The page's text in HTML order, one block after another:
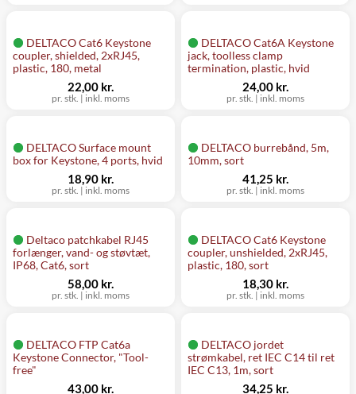
DELTACO Cat6 Keystone
coupler, shielded, 2xRJ45,
plastic, 180, metal
pr. stk. | inkl. moms
22,00 kr.
DELTACO Cat6A Keystone
jack, toolless clamp
termination, plastic, hvid
pr. stk. | inkl. moms
24,00 kr.
DELTACO Surface mount
box for Keystone, 4 ports, hvid
pr. stk. | inkl. moms
18,90 kr.
DELTACO burrebånd, 5m,
10mm, sort
pr. stk. | inkl. moms
41,25 kr.
Deltaco patchkabel RJ45
forlænger, vand- og støvtæt,
IP68, Cat6, sort
pr. stk. | inkl. moms
58,00 kr.
DELTACO Cat6 Keystone
coupler, unshielded, 2xRJ45,
plastic, 180, sort
pr. stk. | inkl. moms
18,30 kr.
DELTACO FTP Cat6a
Keystone Connector, "Tool-
free"
43,00 kr.
DELTACO jordet
strømkabel, ret IEC C14 til ret
IEC C13, 1m, sort
34,25 kr.